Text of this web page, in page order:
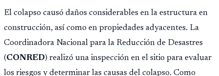
El colapso causó daños considerables en la estructura en
construcción, así como en propiedades adyacentes. La
Coordinadora Nacional para la Reducción de Desastres
(CONRED) realizó una inspección en el sitio para evaluar
los riesgos y determinar las causas del colapso. Como